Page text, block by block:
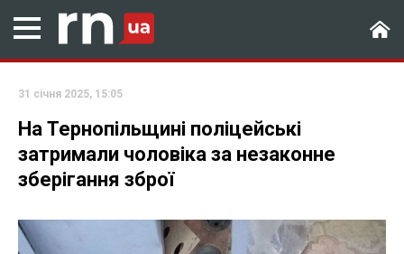
31 січня 2025, 15:05
На Тернопільщині поліцейські
затримали чоловіка за незаконне
зберігання зброї